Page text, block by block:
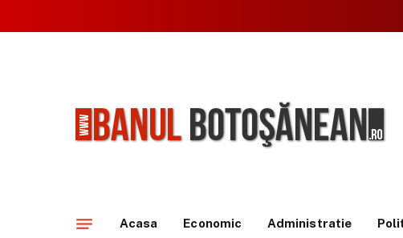
Acasa Economic Administratie